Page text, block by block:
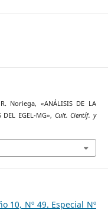
Noriega, «ANÁLISIS DE LA
EGEL-MG», Cult. Científ. y
10, Nº 49. Especial Nº